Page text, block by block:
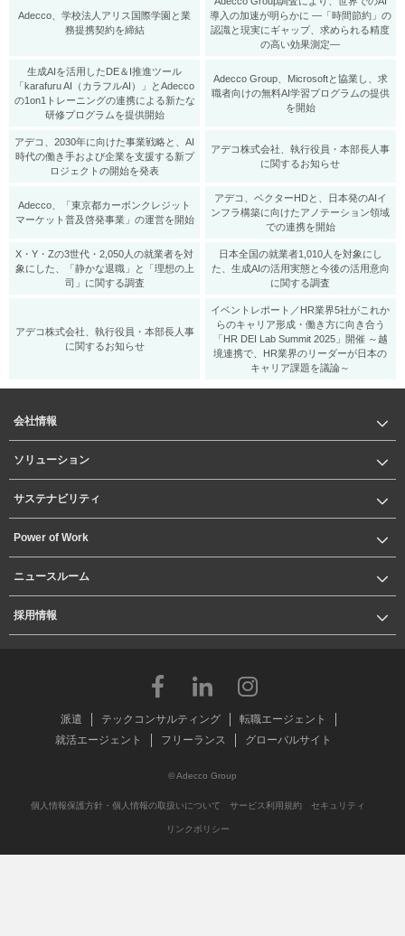
Adecco、学校法人アリス国際学園と業
務提携契約を締結
導入の加速が明らかに ―「時間節約」の
認識と現実にギャップ、求められる精度
の高い効果測定―
生成AIを活用したDE＆I推進ツール
「karafuru AI（カラフルAI）」とAdecco
の1on1トレーニングの連携による新たな
研修プログラムを提供開始
Adecco Group、Microsoftと協業し、求
職者向けの無料AI学習プログラムの提供
を開始
アデコ、2030年に向けた事業戦略と、AI
時代の働き手および企業を支援する新プ
ロジェクトの開始を発表
アデコ株式会社、執行役員・本部長人事
に関するお知らせ
Adecco、「東京都カーボンクレジット
マーケット普及啓発事業」の運営を開始
アデコ、ベクターHDと、日本発のAIイ
ンフラ構築に向けたアノテーション領域
での連携を開始
X・Y・Zの3世代・2,050人の就業者を対
象にした、「静かな退職」と「理想の上
司」に関する調査
日本全国の就業者1,010人を対象にし
た、生成AIの活用実態と今後の活用意向
に関する調査
アデコ株式会社、執行役員・本部長人事
に関するお知らせ
イベントレポート／HR業界5社がこれか
らのキャリア形成・働き方に向き合う
「HR DEI Lab Summit 2025」開催 ～越
境連携で、HR業界のリーダーが日本の
キャリア課題を議論～
会社情報
ソリューション
サステナビリティ
Power of Work
ニュースルーム
採用情報
派遣 テックコンサルティング
転職エージェント
就活エージェント
フリーランス グローバルサイト
© Adecco Group
個人情報保護方針・個人情報の取扱いについて サービス利用規約 セキュリティ
リンクポリシー